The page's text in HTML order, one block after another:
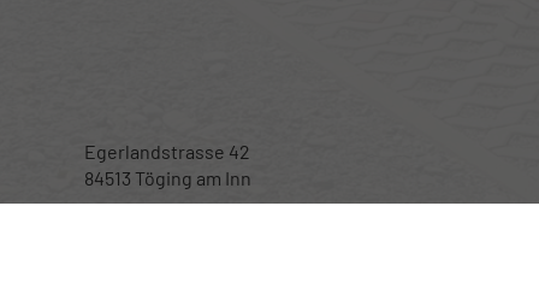
Egerlandstrasse 42
84513 Töging am Inn